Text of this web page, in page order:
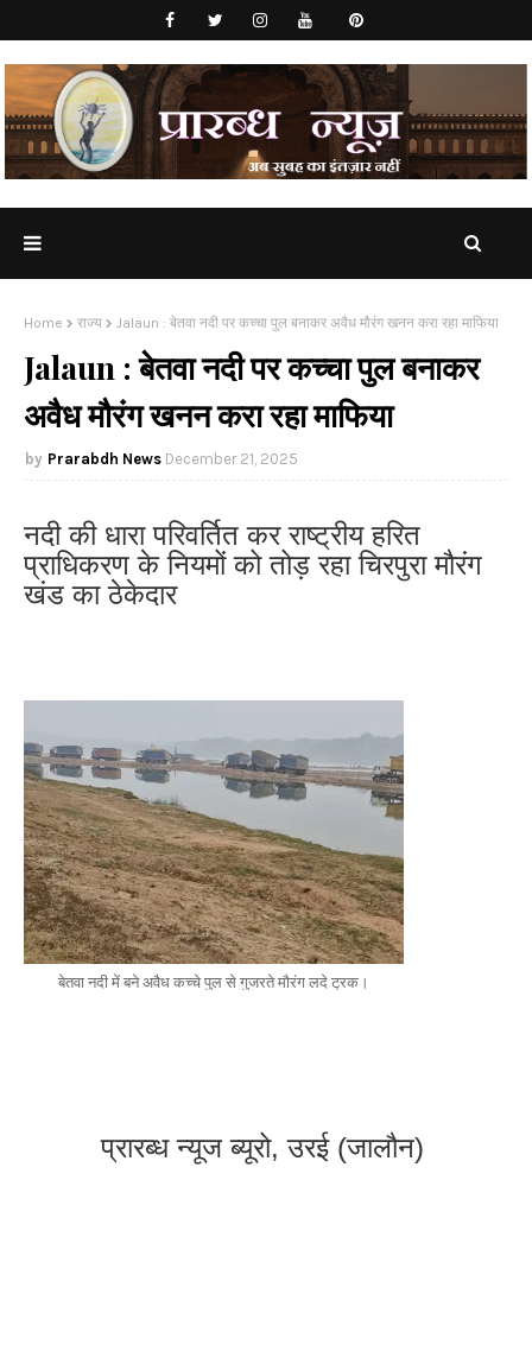
Home राज्य Jalaun : बेतवा नदी पर कच्चा पुल बनाकर अवैध मौरंग खनन करा रहा माफिया
Jalaun : बेतवा नदी पर कच्चा पुल बनाकर
अवैध मौरंग खनन करा रहा माफिया
Prarabdh News December 21, 2025
नदी की धारा परिवर्तित कर राष्ट्रीय हरित
प्राधिकरण के नियमों को तोड़ रहा चिरपुरा मौरंग
खंड का ठेकेदार
बेतवा नदी में बने अवैध कच्चे पुल से गुजरते मौरंग लदे ट्रक।
प्रारब्ध न्यूज ब्यूरो, उरई (जालौन)